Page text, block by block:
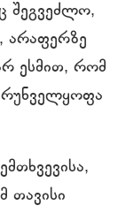
შეგვეძლო,
არაფერზე
ესმით, რომ
თავისი